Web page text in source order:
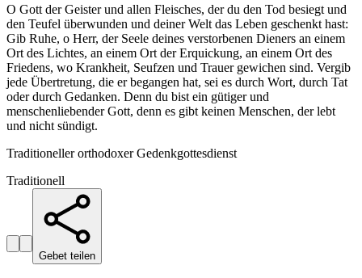
O Gott der Geister und allen Fleisches, der du den Tod besiegt und
den Teufel überwunden und deiner Welt das Leben geschenkt hast:
Gib Ruhe, o Herr, der Seele deines verstorbenen Dieners an einem
Ort des Lichtes, an einem Ort der Erquickung, an einem Ort des
Friedens, wo Krankheit, Seufzen und Trauer gewichen sind. Vergib
jede Übertretung, die er begangen hat, sei es durch Wort, durch Tat
oder durch Gedanken. Denn du bist ein gütiger und
menschenliebender Gott, denn es gibt keinen Menschen, der lebt
und nicht sündigt.
Traditioneller orthodoxer Gedenkgottesdienst
Traditionell
Gebet teilen